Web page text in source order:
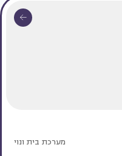
מערכת בית ונוי